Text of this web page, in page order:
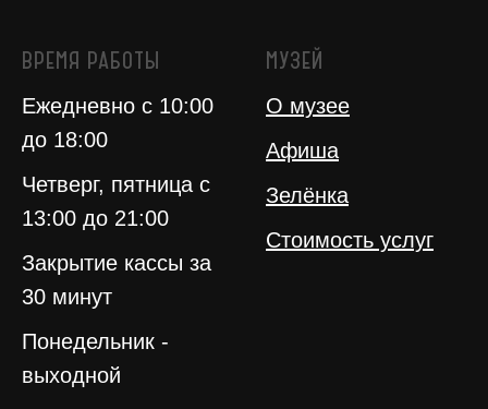
ВРЕМЯ РАБОТЫ
Ежедневно с 10:00
до 18:00
Четверг, пятница с
13:00 до 21:00
Закрытие кассы за
30 минут
Понедельник -
выходной
МУЗЕЙ
О музее
Афиша
Зелёнка
Стоимость услуг